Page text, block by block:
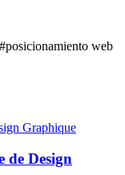
#posicionamiento web
de Design